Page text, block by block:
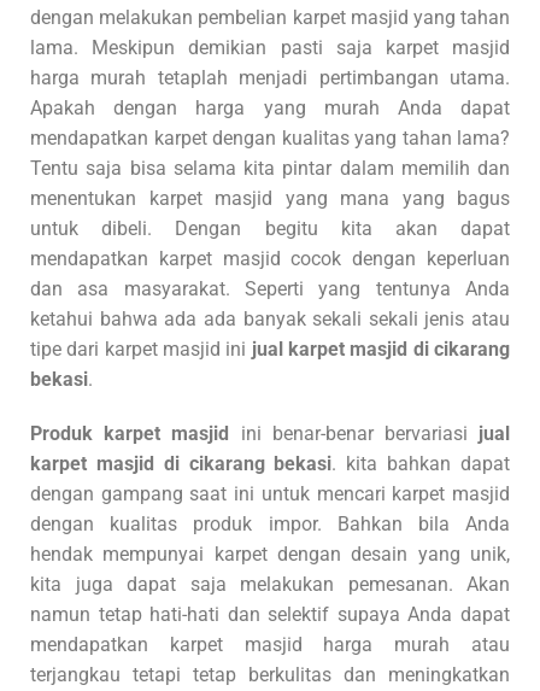
dengan melakukan pembelian karpet masjid yang tahan
lama. Meskipun demikian pasti saja karpet masjid
harga murah tetaplah menjadi pertimbangan utama.
Apakah dengan harga yang murah Anda dapat
mendapatkan karpet dengan kualitas yang tahan lama?
Tentu saja bisa selama kita pintar dalam memilih dan
menentukan karpet masjid yang mana yang bagus
untuk dibeli. Dengan begitu kita akan dapat
mendapatkan karpet masjid cocok dengan keperluan
dan asa masyarakat. Seperti yang tentunya Anda
ketahui bahwa ada ada banyak sekali sekali jenis atau
tipe dari karpet masjid ini jual karpet masjid di cikarang
bekasi.
Produk karpet masjid ini benar-benar bervariasi jual
karpet masjid di cikarang bekasi. kita bahkan dapat
dengan gampang saat ini untuk mencari karpet masjid
dengan kualitas produk impor. Bahkan bila Anda
hendak mempunyai karpet dengan desain yang unik,
kita juga dapat saja melakukan pemesanan. Akan
namun tetap hati-hati dan selektif supaya Anda dapat
mendapatkan karpet masjid harga murah atau
terjangkau tetapi tetap berkulitas dan meningkatkan